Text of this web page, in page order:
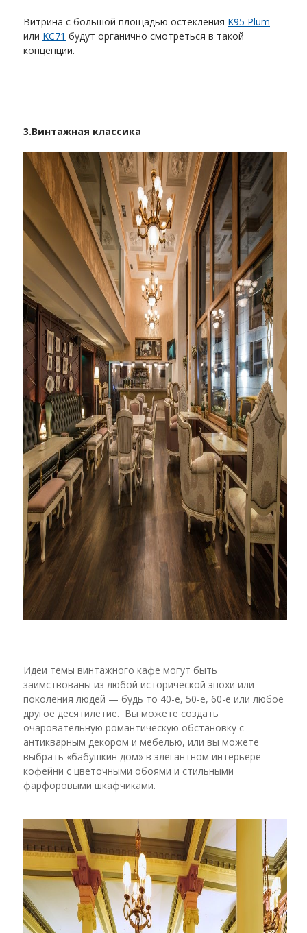
Витрина с большой площадью остекления K95 Plum
или KC71 будут органично смотреться в такой
концепции.
3.Винтажная классика
Идеи темы винтажного кафе могут быть
заимствованы из любой исторической эпохи или
поколения людей — будь то 40-е, 50-е, 60-е или любое
другое десятилетие. Вы можете создать
очаровательную романтическую обстановку с
антикварным декором и мебелью, или вы можете
выбрать «бабушкин дом» в элегантном интерьере
кофейни с цветочными обоями и стильными
фарфоровыми шкафчиками.